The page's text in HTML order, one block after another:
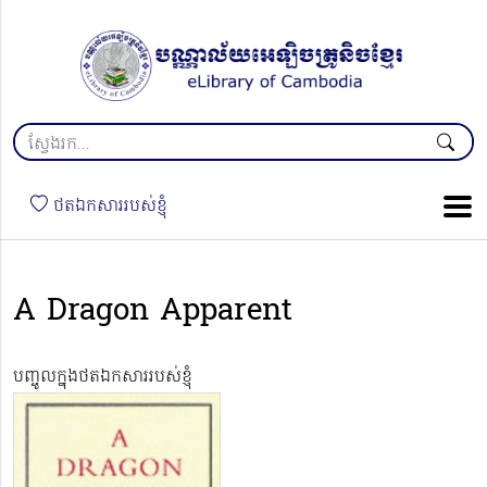
ថតឯកសាររបស់ខ្ញុំ
A Dragon Apparent
បញ្ចូលក្នុងថតឯកសាររបស់ខ្ញុំ